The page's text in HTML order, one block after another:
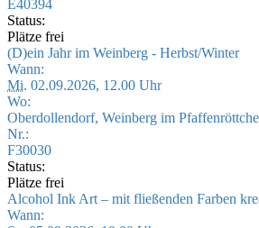
E40394
Status:
Plätze frei
(D)ein Jahr im Weinberg - Herbst/Winter
Wann:
Mi. 02.09.2026, 12.00 Uhr
Wo:
Oberdollendorf, Weinberg im
Nr.:
F30030
Status:
Plätze frei
Alcohol Ink Art – mit fließenden Farben
Wann: